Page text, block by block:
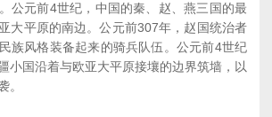
公元前4世纪，中国的秦、赵、燕三国的最
大平原的南边。公元前307年，赵国统治者
族风格装备起来的骑兵队伍。公元前4世纪
小国沿着与欧亚大平原接壤的边界筑墙，以
。